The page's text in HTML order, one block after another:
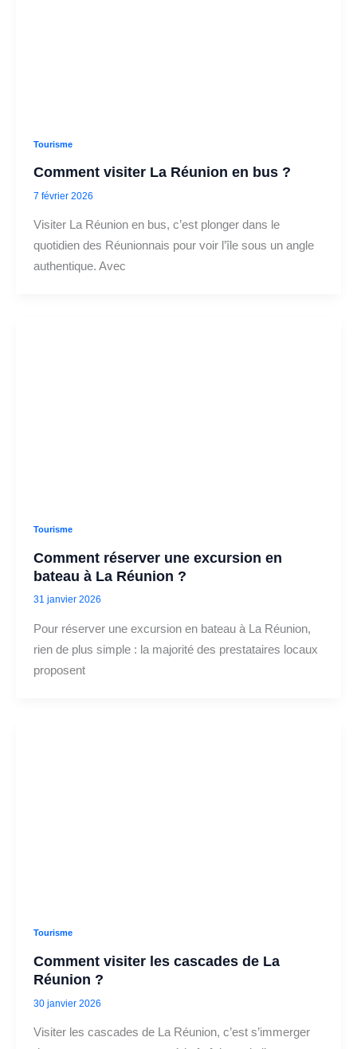
Tourisme
Comment visiter La Réunion en bus ?
7 février 2026
Visiter La Réunion en bus, c’est plonger dans le
quotidien des Réunionnais pour voir l’île sous un angle
authentique. Avec
Tourisme
Comment réserver une excursion en
bateau à La Réunion ?
31 janvier 2026
Pour réserver une excursion en bateau à La Réunion,
rien de plus simple : la majorité des prestataires locaux
proposent
Tourisme
Comment visiter les cascades de La
Réunion ?
30 janvier 2026
Visiter les cascades de La Réunion, c’est s’immerger